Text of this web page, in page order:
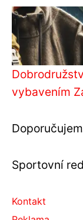
vybavením
Sportovní
Kontakt